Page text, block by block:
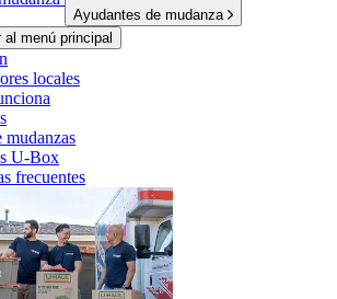
Ayudantes de mudanza
al menú principal
locales
mudanzas
U-Box
frecuentes